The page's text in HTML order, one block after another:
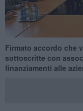
Firmato accordo che
sottoscritte con
finanziamenti alle